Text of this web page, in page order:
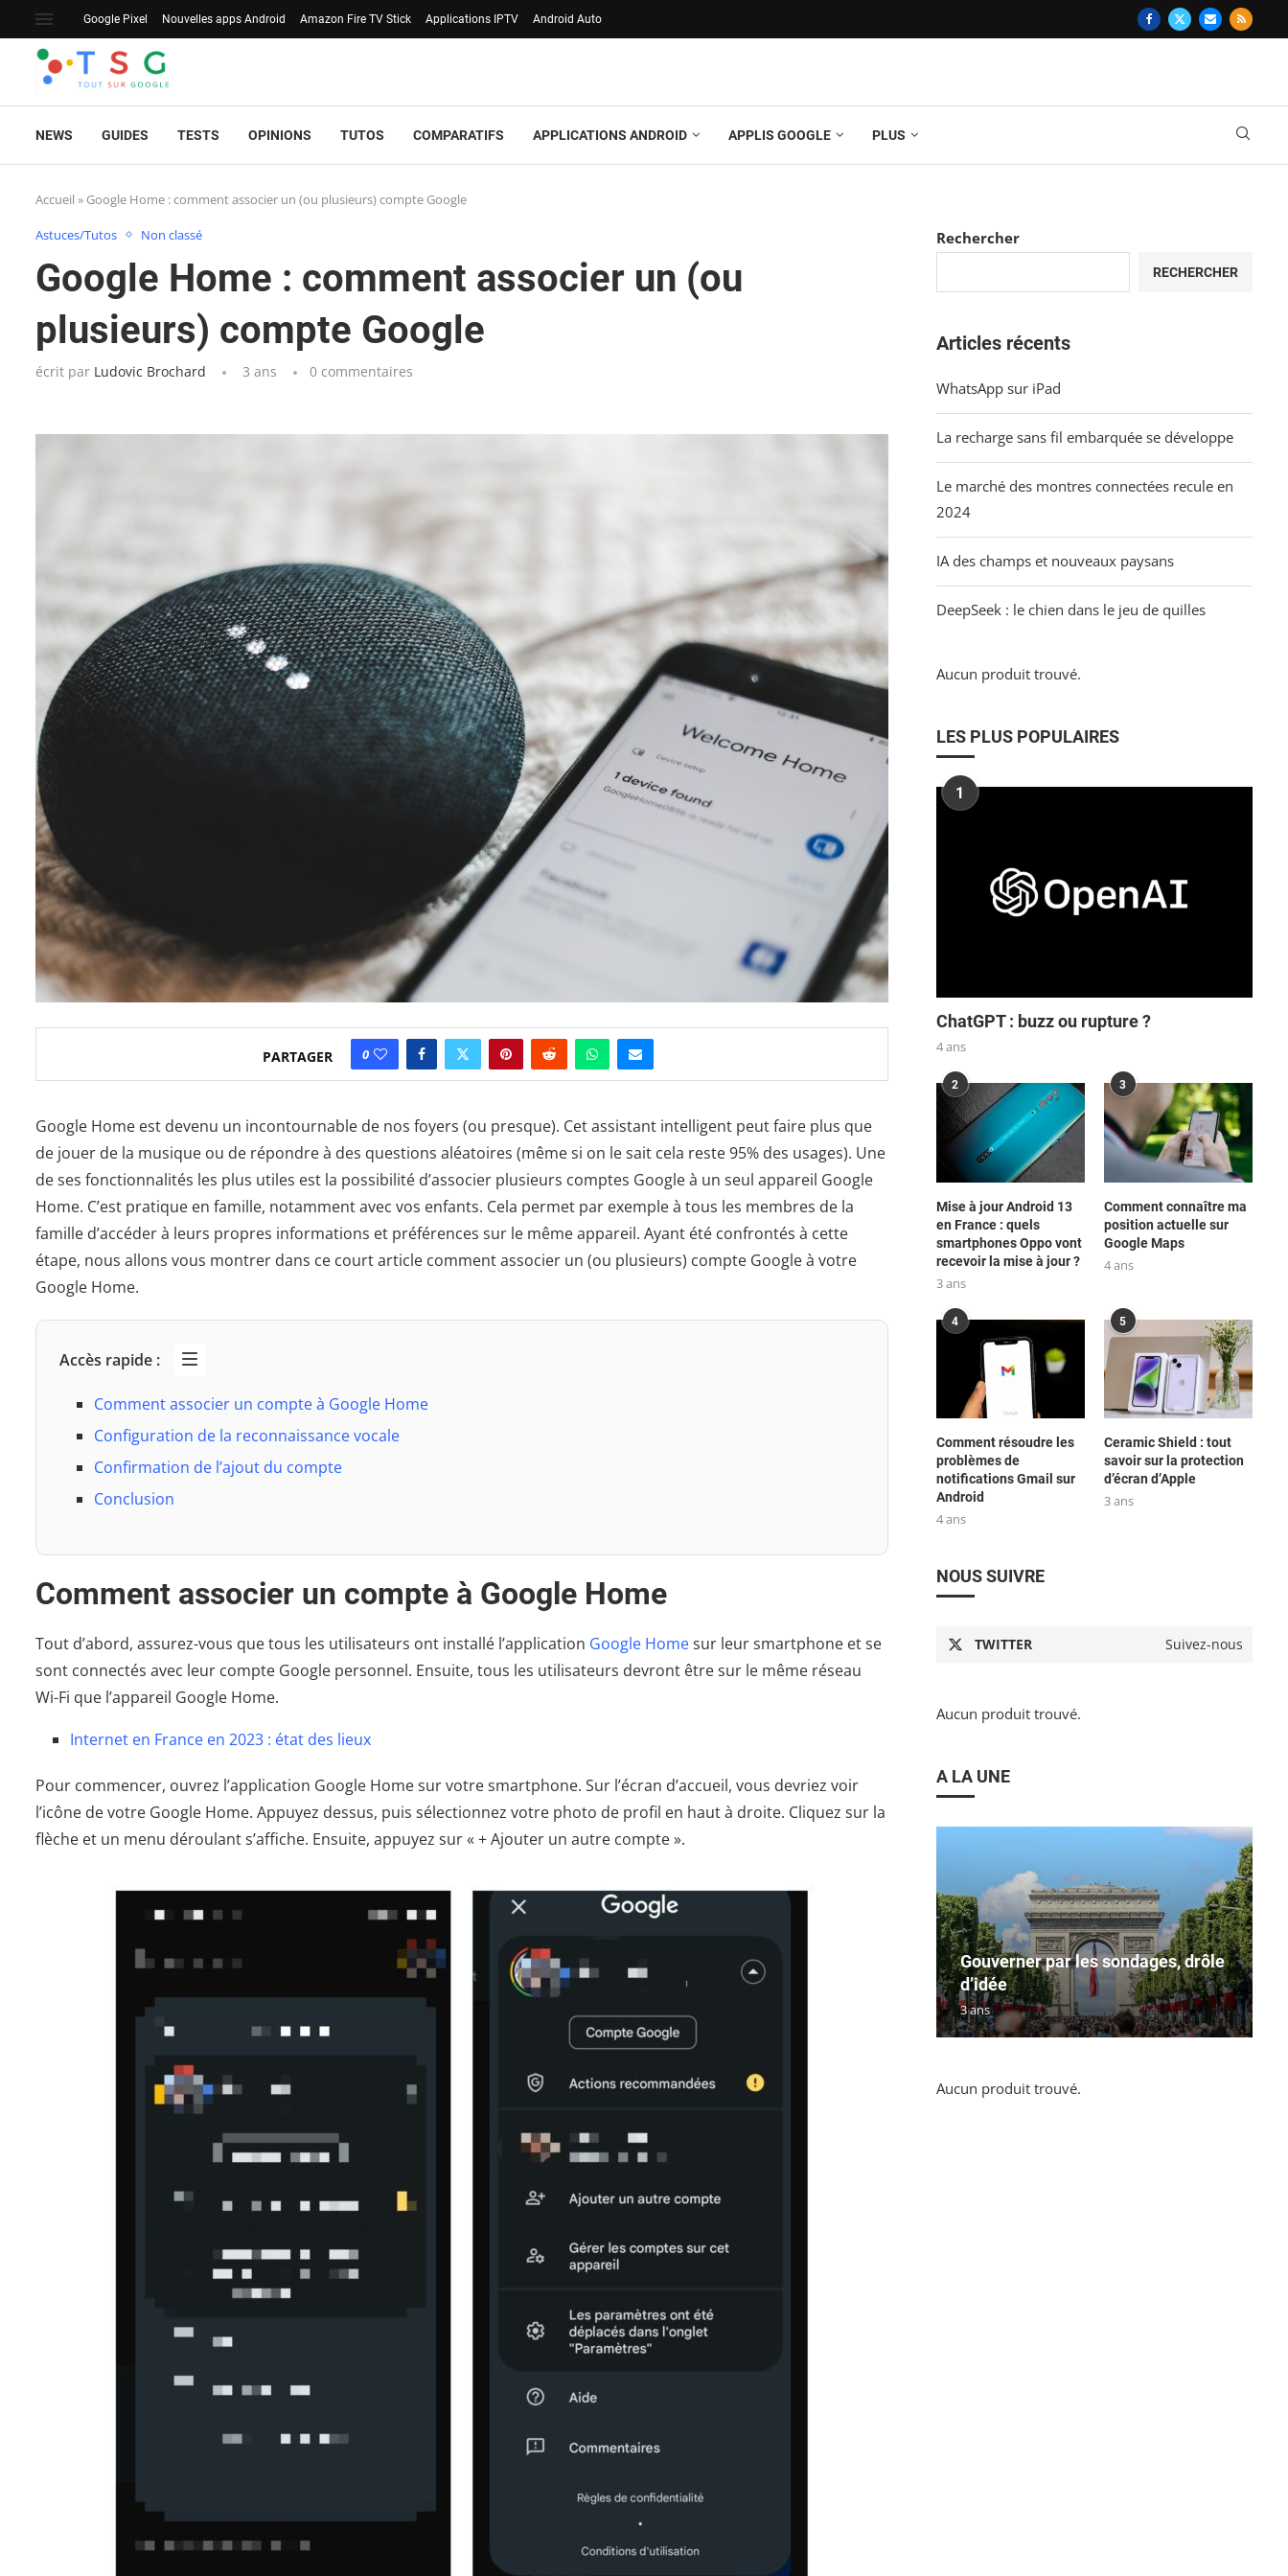
Google Pixel Nouvelles apps Android Amazon Fire TV Stick Applications IPTV Android Auto
NEWS GUIDES TESTS OPINIONS TUTOS COMPARATIFS APPLICATIONS ANDROID APPLIS GOOGLE PLUS
Accueil » Google Home : comment associer un (ou plusieurs) compte Google
Astuces/Tutos Non classé
Google Home : comment associer un (ou
plusieurs) compte Google
écrit par Ludovic Brochard 3 ans 0 commentaires
PARTAGER 0
Google Home est devenu un incontournable de nos foyers (ou presque). Cet assistant intelligent peut faire plus que
de jouer de la musique ou de répondre à des questions aléatoires (même si on le sait cela reste 95% des usages). Une
de ses fonctionnalités les plus utiles est la possibilité d’associer plusieurs comptes Google à un seul appareil Google
Home. C’est pratique en famille, notamment avec vos enfants. Cela permet par exemple à tous les membres de la
famille d’accéder à leurs propres informations et préférences sur le même appareil. Ayant été confrontés à cette
étape, nous allons vous montrer dans ce court article comment associer un (ou plusieurs) compte Google à votre
Google Home.
Accès rapide :
Comment associer un compte à Google Home
Configuration de la reconnaissance vocale
Confirmation de l’ajout du compte
Conclusion
Comment associer un compte à Google Home
Tout d’abord, assurez-vous que tous les utilisateurs ont installé l’application Google Homesur leur smartphone et se
sont connectés avec leur compte Google personnel. Ensuite, tous les utilisateurs devront être sur le même réseau
Wi-Fi que l’appareil Google Home.
Internet en France en 2023 : état des lieux
Pour commencer, ouvrez l’application Google Home sur votre smartphone. Sur l’écran d’accueil, vous devriez voir
l’icône de votre Google Home. Appuyez dessus, puis sélectionnez votre photo de profil en haut à droite. Cliquez sur la
flèche et un menu déroulant s’affiche. Ensuite, appuyez sur « + Ajouter un autre compte ».
Rechercher
RECHERCHER
Articles récents
WhatsApp sur iPad
La recharge sans fil embarquée se développe
Le marché des montres connectées recule en
2024
IA des champs et nouveaux paysans
DeepSeek : le chien dans le jeu de quilles
Aucun produit trouvé.
LES PLUS POPULAIRES
1
ChatGPT : buzz ou rupture ?
4 ans
2
Mise à jour Android 13
en France : quels
smartphones Oppo vont
recevoir la mise à jour ?
3 ans
3
Comment connaître ma
position actuelle sur
Google Maps
4 ans
4
Comment résoudre les
problèmes de
notifications Gmail sur
Android
4 ans
5
Ceramic Shield : tout
savoir sur la protection
d’écran d’Apple
3 ans
NOUS SUIVRE
TWITTER Suivez-nous
Aucun produit trouvé.
A LA UNE
Gouverner par les sondages, drôle
d’idée
3 ans
Aucun produit trouvé.